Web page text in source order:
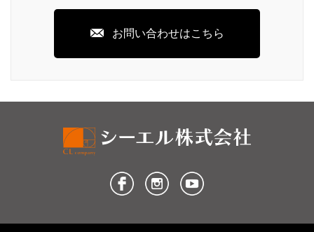
お問い合わせはこちら